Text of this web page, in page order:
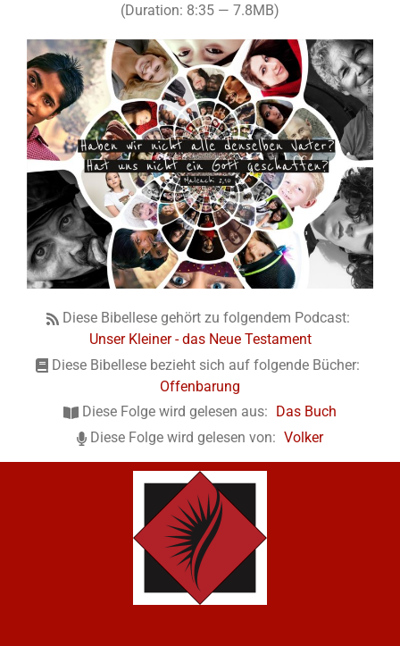
(Duration: 8:35 — 7.8MB)
Diese Bibellese gehört zu folgendem Podcast:
Unser Kleiner - das Neue Testament
Diese Bibellese bezieht sich auf folgende Bücher:
Offenbarung
Diese Folge wird gelesen aus:
Das Buch
Diese Folge wird gelesen von: Volker